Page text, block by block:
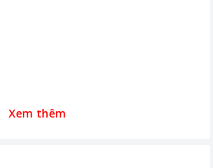
Xem thêm